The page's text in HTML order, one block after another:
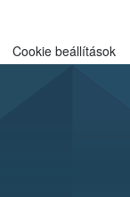
Cookie beállítások